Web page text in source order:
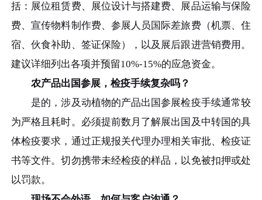
括：展位租赁费、展位设计与搭建费、展品运输与保险
费、宣传物料制作费、参展人员国际差旅费（机票、住
宿、伙食补助、签证保险），以及展后跟进营销费用。
建议详细列出各项并预留10%-15%的应急资金。
农产品出国参展，检疫手续复杂吗？
是的，涉及动植物的产品出国参展检疫手续通常较
为严格且耗时。必须提前数月了解展出国及中转国的具
体检疫要求，通过正规报关代理办理相关审批、检疫证
书等文件。切勿携带未经检疫的样品，以免被扣押或处
以罚款。